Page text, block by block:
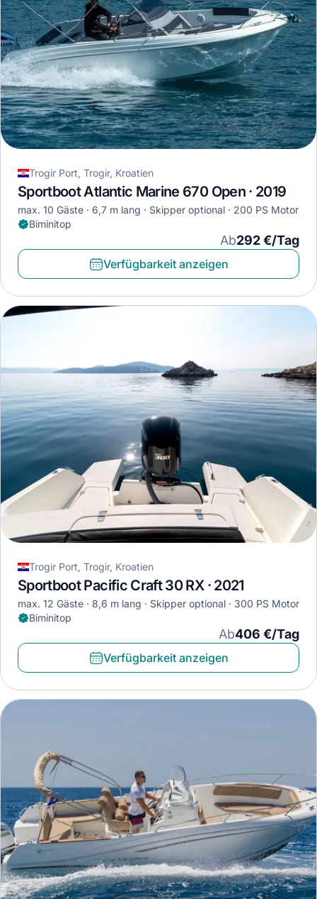
Trogir Port, Trogir, Kroatien
Sportboot Atlantic Marine 670 Open · 2019
max. 10 Gäste 6,7 m lang Skipper optional
200 PS Motor
Biminitop
Ab292 €/Tag
Verfügbarkeit anzeigen
Trogir Port, Trogir, Kroatien
Sportboot Pacific Craft 30 RX · 2021
max. 12 Gäste 8,6 m lang Skipper optional
300 PS Motor
Biminitop
Ab406 €/Tag
Verfügbarkeit anzeigen